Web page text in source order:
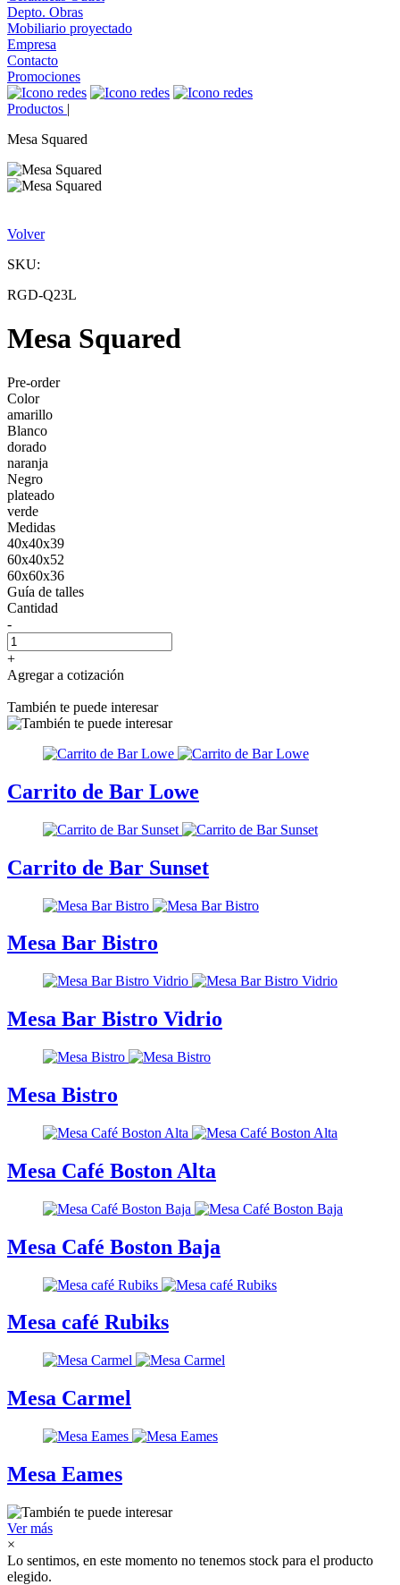
Depto. Obras
Mobiliario proyectado
Empresa
Contacto
Promociones
Productos |
Mesa Squared
Volver
SKU:
RGD-Q23L
Mesa Squared
Pre-order
Color
amarillo
Blanco
dorado
naranja
Negro
plateado
verde
Medidas
40x40x39
60x40x52
60x60x36
Guía de talles
Cantidad
-
+
Agregar a cotización
También te puede interesar
Carrito de Bar Lowe
Carrito de Bar Sunset
Mesa Bar Bistro
Mesa Bar Bistro Vidrio
Mesa Bistro
Mesa Café Boston Alta
Mesa Café Boston Baja
Mesa café Rubiks
Mesa Carmel
Mesa Eames
Ver más
×
Lo sentimos, en este momento no tenemos stock para el producto
elegido.